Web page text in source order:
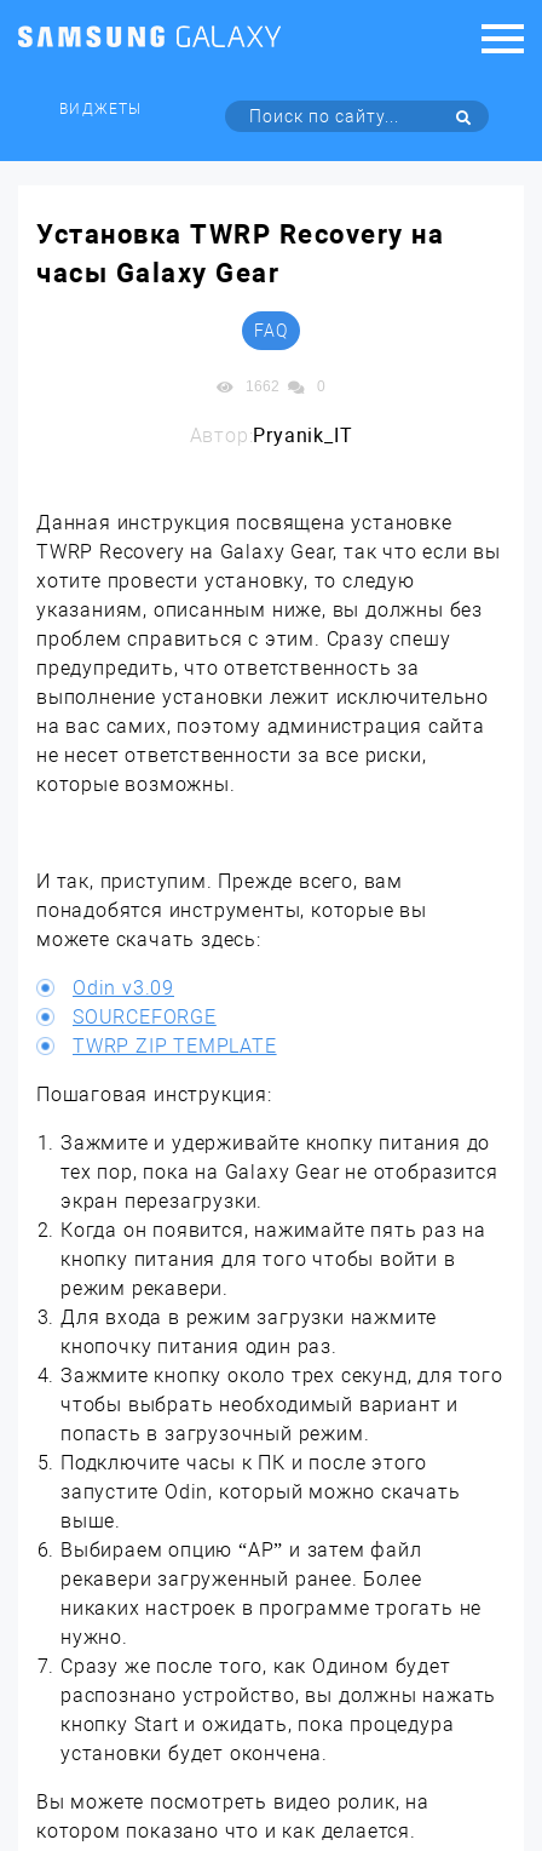
ВИДЖЕТЫ
Установка TWRP Recovery на
часы Galaxy Gear
FAQ
1662 0
Автор:Pryanik_IT
Данная инструкция посвящена установке
TWRP Recovery на Galaxy Gear, так что если вы
хотите провести установку, то следую
указаниям, описанным ниже, вы должны без
проблем справиться с этим. Сразу спешу
предупредить, что ответственность за
выполнение установки лежит исключительно
на вас самих, поэтому администрация сайта
не несет ответственности за все риски,
которые возможны.
И так, приступим. Прежде всего, вам
понадобятся инструменты, которые вы
можете скачать здесь:
Odin v3.09
SOURCEFORGE
TWRP ZIP TEMPLATE
Пошаговая инструкция:
Зажмите и удерживайте кнопку питания до
тех пор, пока на Galaxy Gear не отобразится
экран перезагрузки.
Когда он появится, нажимайте пять раз на
кнопку питания для того чтобы войти в
режим рекавери.
Для входа в режим загрузки нажмите
кнопочку питания один раз.
Зажмите кнопку около трех секунд, для того
чтобы выбрать необходимый вариант и
попасть в загрузочный режим.
Подключите часы к ПК и после этого
запустите Odin, который можно скачать
выше.
Выбираем опцию “АР” и затем файл
рекавери загруженный ранее. Более
никаких настроек в программе трогать не
нужно.
Сразу же после того, как Одином будет
распознано устройство, вы должны нажать
кнопку Start и ожидать, пока процедура
установки будет окончена.
Вы можете посмотреть видео ролик, на
котором показано что и как делается.